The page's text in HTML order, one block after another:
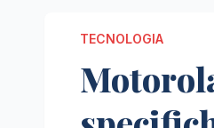
TECNOLOGIA